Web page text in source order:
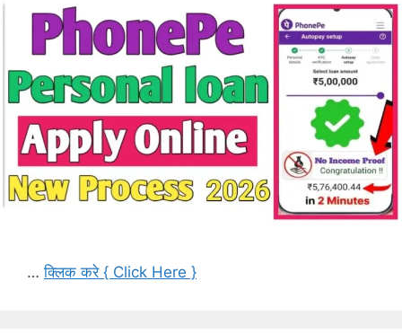
…क्लिक करे { Click Here }